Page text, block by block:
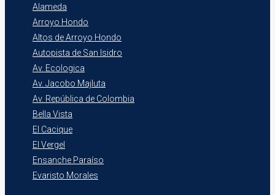
Alameda
Arroyo Hondo
Altos de Arroyo Hondo
Autopista de San Isidro
Av. Ecologica
Av. Jacobo Majluta
Av. República de Colombia
Bella Vista
El Cacique
El Vergel
Ensanche Paraíso
Evaristo Morales